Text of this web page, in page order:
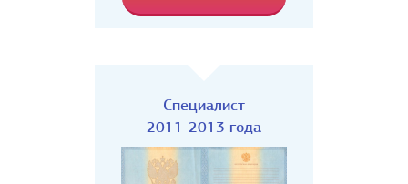
Специалист
2011-2013 года